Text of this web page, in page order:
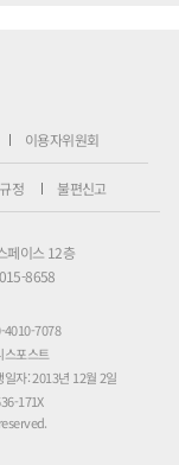
이용자위원회
정 불편신고
페이스 12층
8658
4010-7078
스포스트
일자: 2013년 12월 2일
171X